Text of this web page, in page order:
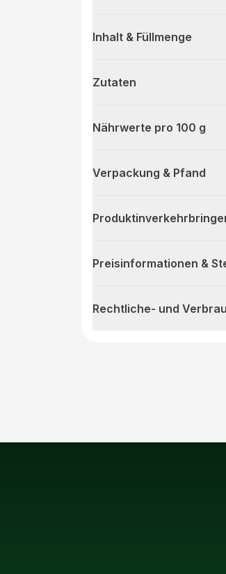
Inhalt & Füllmenge
Zutaten
Nährwerte pro 100 g
Verpackung & Pfand
Preisinformationen &
Rechtliche- und